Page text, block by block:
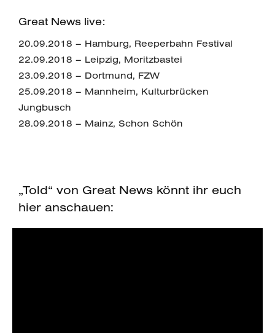
Great News live:
20.09.2018 – Hamburg, Reeperbahn Festival
22.09.2018 – Leipzig, Moritzbastei
23.09.2018 – Dortmund, FZW
25.09.2018 – Mannheim, Kulturbrücken
Jungbusch
28.09.2018 – Mainz, Schon Schön
„Told“ von Great News könnt ihr euch
hier anschauen: